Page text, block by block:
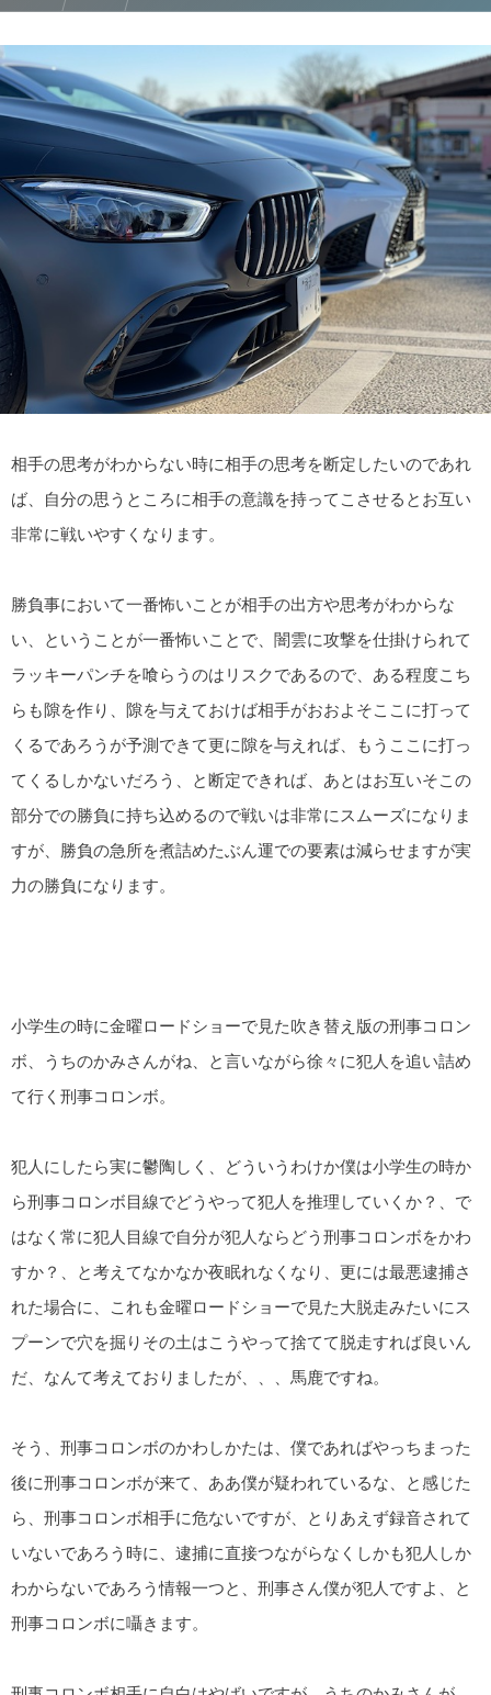
相手の思考がわからない時に相手の思考を断定したいのであれ
ば、自分の思うところに相手の意識を持ってこさせるとお互い
非常に戦いやすくなります。
勝負事において一番怖いことが相手の出方や思考がわからな
い、ということが一番怖いことで、闇雲に攻撃を仕掛けられて
ラッキーパンチを喰らうのはリスクであるので、ある程度こち
らも隙を作り、隙を与えておけば相手がおおよそここに打って
くるであろうが予測できて更に隙を与えれば、もうここに打っ
てくるしかないだろう、と断定できれば、あとはお互いそこの
部分での勝負に持ち込めるので戦いは非常にスムーズになりま
すが、勝負の急所を煮詰めたぶん運での要素は減らせますが実
力の勝負になります。
小学生の時に金曜ロードショーで見た吹き替え版の刑事コロン
ボ、うちのかみさんがね、と言いながら徐々に犯人を追い詰め
て行く刑事コロンボ。
犯人にしたら実に鬱陶しく、どういうわけか僕は小学生の時か
ら刑事コロンボ目線でどうやって犯人を推理していくか？、で
はなく常に犯人目線で自分が犯人ならどう刑事コロンボをかわ
すか？、と考えてなかなか夜眠れなくなり、更には最悪逮捕さ
れた場合に、これも金曜ロードショーで見た大脱走みたいにス
プーンで穴を掘りその土はこうやって捨てて脱走すれば良いん
だ、なんて考えておりましたが、、、馬鹿ですね。
そう、刑事コロンボのかわしかたは、僕であればやっちまった
後に刑事コロンボが来て、ああ僕が疑われているな、と感じた
ら、刑事コロンボ相手に危ないですが、とりあえず録音されて
いないであろう時に、逮捕に直接つながらなくしかも犯人しか
わからないであろう情報一つと、刑事さん僕が犯人ですよ、と
刑事コロンボに囁きます。